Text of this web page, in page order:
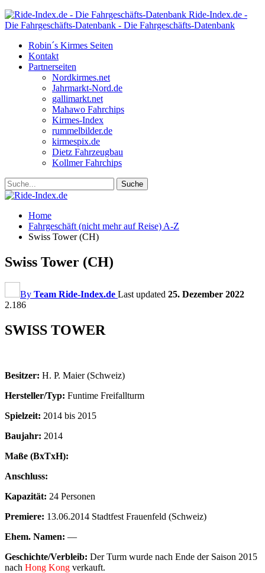
Ride-Index.de -
Die Fahrgeschäfts-Datenbank - Die Fahrgeschäfts-Datenbank
Robin´s Kirmes Seiten
Kontakt
Partnerseiten
Nordkirmes.net
Jahrmarkt-Nord.de
gallimarkt.net
Mahawo Fahrchips
Kirmes-Index
rummelbilder.de
kirmespix.de
Dietz Fahrzeugbau
Kollmer Fahrchips
Home
Fahrgeschäft (nicht mehr auf Reise) A-Z
Swiss Tower (CH)
Swiss Tower (CH)
By Team Ride-Index.de Last updated 25. Dezember 2022
2.186
SWISS TOWER
Besitzer: H. P. Maier (Schweiz)
Hersteller/Typ: Funtime Freifallturm
Spielzeit: 2014 bis 2015
Baujahr: 2014
Maße (BxTxH):
Anschluss:
Kapazität: 24 Personen
Premiere: 13.06.2014 Stadtfest Frauenfeld (Schweiz)
Ehem. Namen: —
Geschichte/Verbleib: Der Turm wurde nach Ende der Saison 2015
nach Hong Kong verkauft.